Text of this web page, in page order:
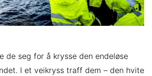
de seg for å krysse den endeløse
I et veikryss traff dem – den hvite